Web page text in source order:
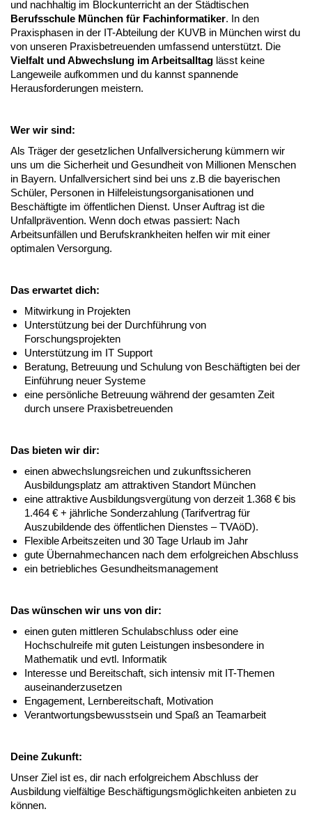
und nachhaltig im Blockunterricht an der Städtischen
Berufsschule München für Fachinformatiker. In den
Praxisphasen in der IT-Abteilung der KUVB in München wirst du
von unseren Praxisbetreuenden umfassend unterstützt. Die
Vielfalt und Abwechslung im Arbeitsalltag lässt keine
Langeweile aufkommen und du kannst spannende
Herausforderungen meistern.
Wer wir sind:
Als Träger der gesetzlichen Unfallversicherung kümmern wir
uns um die Sicherheit und Gesundheit von Millionen Menschen
in Bayern. Unfallversichert sind bei uns z.B die bayerischen
Schüler, Personen in Hilfeleistungsorganisationen und
Beschäftigte im öffentlichen Dienst. Unser Auftrag ist die
Unfallprävention. Wenn doch etwas passiert: Nach
Arbeitsunfällen und Berufskrankheiten helfen wir mit einer
optimalen Versorgung.
Das erwartet dich:
Mitwirkung in Projekten
Unterstützung bei der Durchführung von
Forschungsprojekten
Unterstützung im IT Support
Beratung, Betreuung und Schulung von Beschäftigten bei der
Einführung neuer Systeme
eine persönliche Betreuung während der gesamten Zeit
durch unsere Praxisbetreuenden
Das bieten wir dir:
einen abwechslungsreichen und zukunftssicheren
Ausbildungsplatz am attraktiven Standort München
eine attraktive Ausbildungsvergütung von derzeit 1.368 € bis
1.464 € + jährliche Sonderzahlung (Tarifvertrag für
Auszubildende des öffentlichen Dienstes – TVAöD).
Flexible Arbeitszeiten und 30 Tage Urlaub im Jahr
gute Übernahmechancen nach dem erfolgreichen Abschluss
ein betriebliches Gesundheitsmanagement
Das wünschen wir uns von dir:
einen guten mittleren Schulabschluss oder eine
Hochschulreife mit guten Leistungen insbesondere in
Mathematik und evtl. Informatik
Interesse und Bereitschaft, sich intensiv mit IT-Themen
auseinanderzusetzen
Engagement, Lernbereitschaft, Motivation
Verantwortungsbewusstsein und Spaß an Teamarbeit
Deine Zukunft:
Unser Ziel ist es, dir nach erfolgreichem Abschluss der
Ausbildung vielfältige Beschäftigungsmöglichkeiten anbieten zu
können.